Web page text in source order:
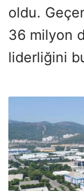
oldu.
36 milyon
liderliğini